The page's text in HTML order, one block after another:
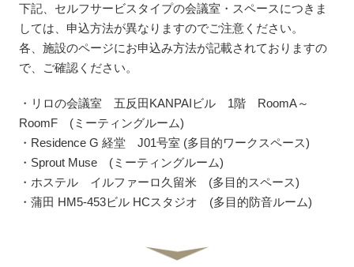
下記、セルフサービスタイプの会議室・スペースにつきま
しては、申込方法が異なりますのでご注意ください。
各、施設のページにお申込み方法が記載されておりますの
で、ご確認ください。
・リロの会議室 五反田KANPAIビル 1階 RoomA～
RoomF (ミーティングルーム)
・Residence G 経堂 J01号室 (多目的ワークスペース)
・Sprout Muse (ミーティングルーム)
・ホステル イルファーロ久留米 (多目的スペース)
・蒲田 HM5-453ビル HCスタジオ (多目的防音ルーム)